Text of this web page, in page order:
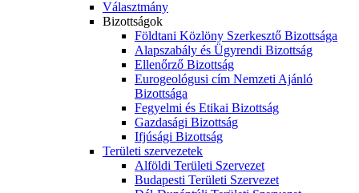
Választmány
Bizottságok
Földtani Közlöny Szerkesztő Bizottsága
Alapszabály és Ügyrendi Bizottság
Ellenőrző Bizottság
Eurogeológusi cím Nemzeti Ajánló
Bizottsága
Fegyelmi és Etikai Bizottság
Gazdasági Bizottság
Ifjúsági Bizottság
Területi szervezetek
Alföldi Területi Szervezet
Budapesti Területi Szervezet